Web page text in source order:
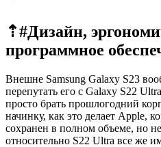
⇡#Дизайн,
программное
Внешне Samsung Galaxy S23
перепутать его с Galaxy S22
просто брать прошлогодний
начинку, как это делает Apple,
сохранен в полном объеме, но
относительно S22 Ultra все же